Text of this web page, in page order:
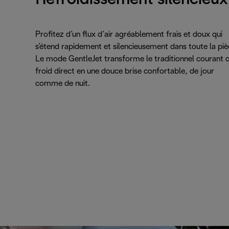
Profitez d’un flux d’air agréablement frais et doux qui
s’étend rapidement et silencieusement dans toute la
Le mode GentleJet transforme le traditionnel courant
froid direct en une douce brise confortable, de jour
comme de nuit.